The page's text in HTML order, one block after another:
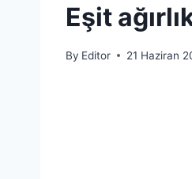
Eşit
By Editor 21 Haziran